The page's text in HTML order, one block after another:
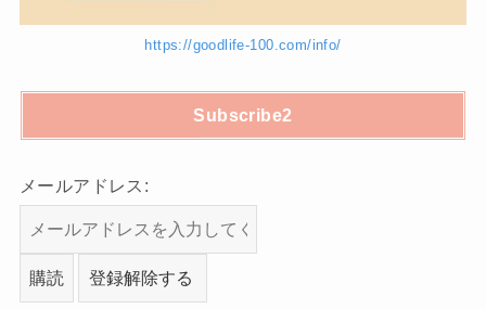
https://goodlife-100.com/info/
Subscribe2
メールアドレス: